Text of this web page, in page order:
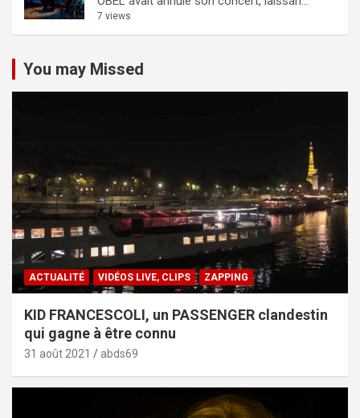
7 views
You may Missed
ACTUALITÉ VIDÉOS LIVE, CLIPS ZAPPING
KID FRANCESCOLI, un PASSENGER clandestin
qui gagne à être connu
31 août 2021 abds69